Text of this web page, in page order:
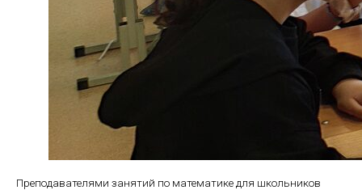
Преподавателями занятий по математике для школьников